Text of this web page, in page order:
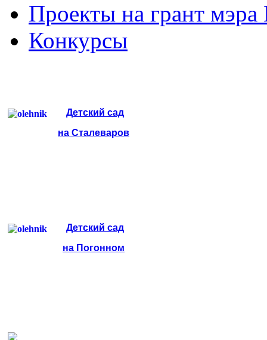
Проекты на грант
Конкурсы
Детский сад
на Сталеваров
Детский сад
на Погонном